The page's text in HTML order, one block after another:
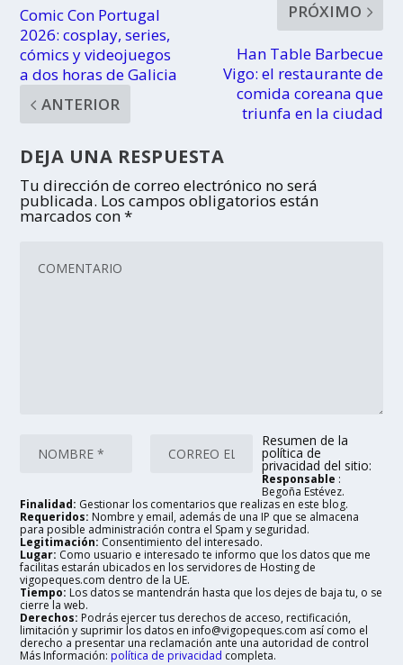
Comic Con Portugal
2026: cosplay, series,
cómics y videojuegos
a dos horas de Galicia
ANTERIOR
PRÓXIMO
Han Table Barbecue
Vigo: el restaurante de
comida coreana que
triunfa en la ciudad
DEJA UNA RESPUESTA
Tu dirección de correo electrónico no será
publicada. Los campos obligatorios están
marcados con*
Resumen de la
política de
privacidad del sitio:
Responsable :
Begoña Estévez.
Finalidad: Gestionar los comentarios que realizas en este blog.
Requeridos: Nombre y email, además de una IP que se almacena
para posible administración contra el Spam y seguridad.
Legitimación: Consentimiento del interesado.
Lugar: Como usuario e interesado te informo que los datos que me
facilitas estarán ubicados en los servidores de Hosting de
vigopeques.com dentro de la UE.
Tiempo: Los datos se mantendrán hasta que los dejes de baja tu, o se
cierre la web.
Derechos: Podrás ejercer tus derechos de acceso, rectificación,
limitación y suprimir los datos en info@vigopeques.com así como el
derecho a presentar una reclamación ante una autoridad de control
Más Información: política de privacidad completa.